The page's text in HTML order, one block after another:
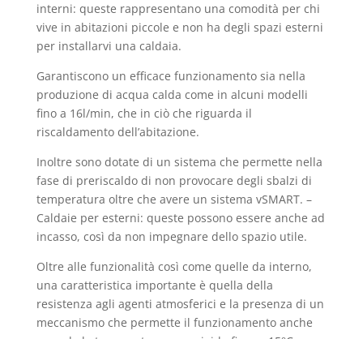
interni: queste rappresentano una comodità per chi
vive in abitazioni piccole e non ha degli spazi esterni
per installarvi una caldaia.
Garantiscono un efficace funzionamento sia nella
produzione di acqua calda come in alcuni modelli
fino a 16l/min, che in ciò che riguarda il
riscaldamento dell’abitazione.
Inoltre sono dotate di un sistema che permette nella
fase di preriscaldo di non provocare degli sbalzi di
temperatura oltre che avere un sistema vSMART. –
Caldaie per esterni: queste possono essere anche ad
incasso, così da non impegnare dello spazio utile.
Oltre alle funzionalità così come quelle da interno,
una caratteristica importante è quella della
resistenza agli agenti atmosferici e la presenza di un
meccanismo che permette il funzionamento anche